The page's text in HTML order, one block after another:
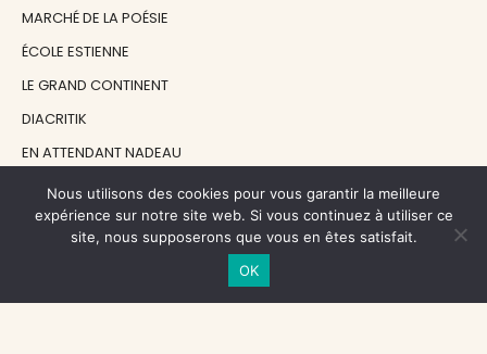
MARCHÉ DE LA POÉSIE
ÉCOLE ESTIENNE
LE GRAND CONTINENT
DIACRITIK
EN ATTENDANT NADEAU
NOS SOUTIENS
Nous utilisons des cookies pour vous garantir la meilleure
expérience sur notre site web. Si vous continuez à utiliser ce
site, nous supposerons que vous en êtes satisfait.
OK